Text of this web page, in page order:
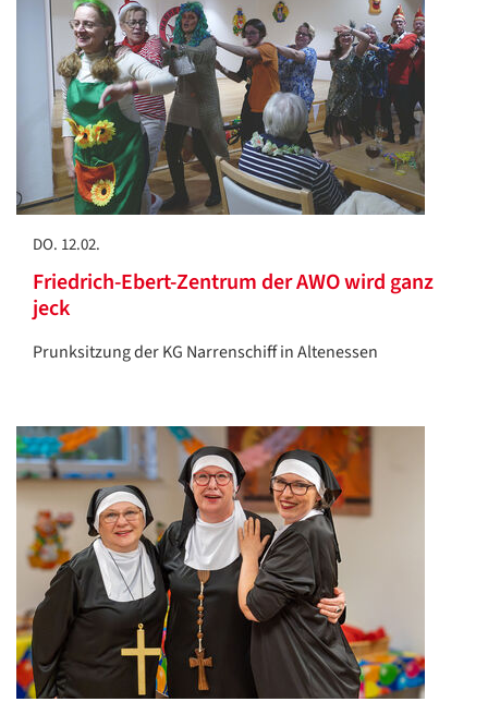
DO. 12.02.
Friedrich-Ebert-Zentrum der AWO wird ganz
jeck
Prunksitzung der KG Narrenschiff in Altenessen